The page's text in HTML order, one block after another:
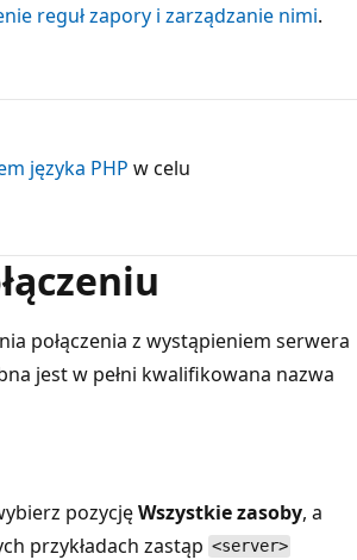
reguł zapory i zarządzanie nimi.
języka PHP w celu
połączenia z wystąpieniem serwera
jest w pełni kwalifikowana nazwa
pozycjęWszystkie zasoby, a
przykładach zastąp <server>